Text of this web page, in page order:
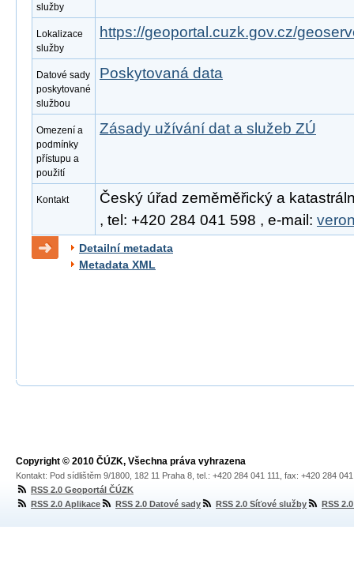
služby
Lokalizace
služby
https://geoportal.cuzk.gov.cz/
Datové sady
poskytované
službou
Poskytovaná data
Omezení a
podmínky
přístupu a
použití
Zásady užívání dat a služeb ZÚ
Kontakt
Český úřad zeměměřický a
, tel: +420 284 041 598 , e-mail:
Detailní metadata
Metadata XML
Copyright © 2010 ČÚZK, Všechna práva vyhrazena
Kontakt: Pod sídlištěm 9/1800, 182 11 Praha 8, tel.: +420 284 041 111, fax: +420 284
RSS 2.0 Geoportál ČÚZK
RSS 2.0 Aplikace
RSS 2.0 Datové sady RSS 2.0 Síťové služby RSS